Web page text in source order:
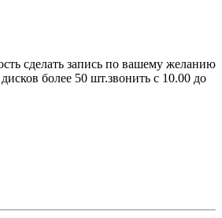
сделать запись по вашему желанию
более 50 шт.звонить с 10.00 до